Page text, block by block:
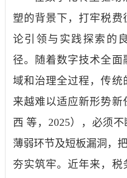
塑的背景下，打牢税费
论引领与实践探索的
径。随着数字技术全面
域和治理全过程，传统
来越难以适应新形势新
西 等，2025），必须
薄弱环节及短板漏洞，
夯实筑牢。近年来，税